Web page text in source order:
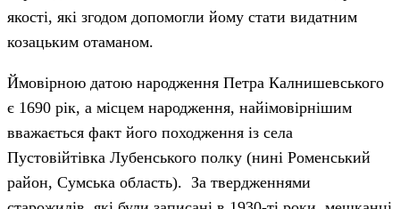
якості, які згодом допомогли йому стати видатним
козацьким отаманом.
Ймовірною датою народження Петра Калнишевського
є 1690 рік, а місцем народження, найімовірнішим
вважається факт його походження із села
Пустовійтівка Лубенського полку (нині Роменський
район, Сумська область). За твердженнями